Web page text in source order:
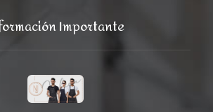
Importante